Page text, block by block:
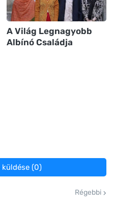
A Világ Legnagyobb
Albínó Családja
küldése (0)
Régebbi